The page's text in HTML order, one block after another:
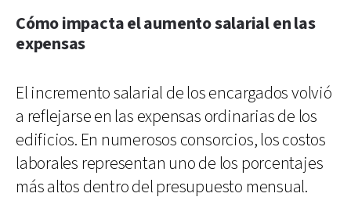
Cómo impacta el aumento salarial en las
expensas
El incremento salarial de los encargados volvió
a reflejarse en las expensas ordinarias de los
edificios. En numerosos consorcios, los costos
laborales representan uno de los porcentajes
más altos dentro del presupuesto mensual.